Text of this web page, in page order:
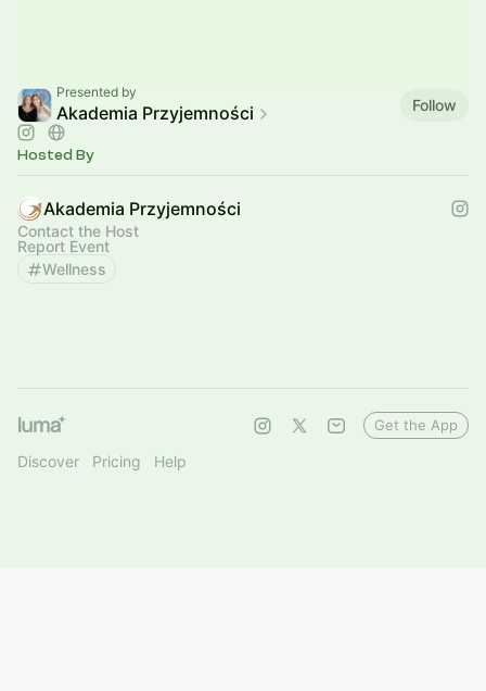
Presented by
Akademia Przyjemności Follow
Hosted By
Akademia Przyjemności
Contact the Host
Report Event
Wellness
Discover Pricing Help
Get the App